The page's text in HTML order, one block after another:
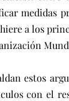
medidas
a los
estos
con el